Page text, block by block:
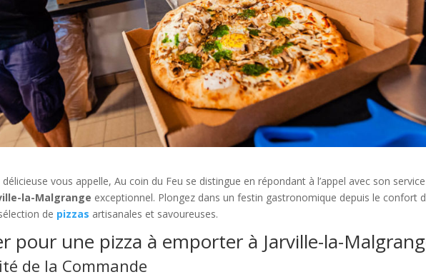
délicieuse vous appelle, Au coin du Feu se distingue en répondant à l’appel avec son
la-Malgrange exceptionnel. Plongez dans un festin gastronomique depuis le confort
de pizzas artisanales et savoureuses.
pour une pizza à emporter à Jarville-la-
de la Commande